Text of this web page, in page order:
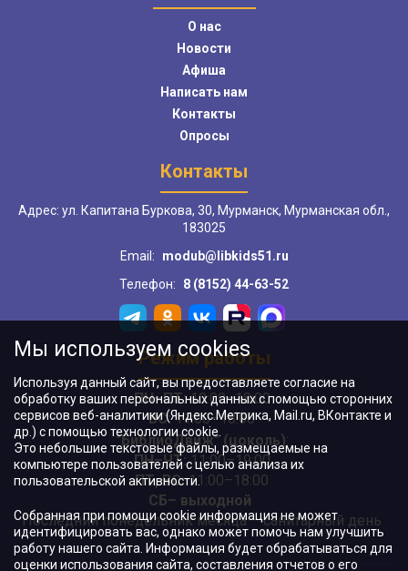
О нас
Новости
Афиша
Написать нам
Контакты
Опросы
Контакты
Адрес: ул. Капитана Буркова, 30, Мурманск, Мурманская обл.,
183025
Email:
modub@libkids51.ru
Телефон:
8 (8152) 44-63-52
Режим работы
ПН–ПТ:10:00–18:00
ВС:11:00–18:00
"БиблиоДвиж" (цоколь):
ПН–ЧТ:11:00–19:00
ПТ, ВС:11:00–18:00
СБ– выходной
Последний понедельник месяца – санитарный день
Мы используем cookies
Используя данный сайт, вы предоставляете согласие на
обработку ваших персональных данных с помощью сторонних
сервисов веб-аналитики (Яндекс.Метрика, Mail.ru, ВКонтакте и
др.) с помощью технологии cookie.
Это небольшие текстовые файлы, размещаемые на
компьютере пользователей с целью анализа их
пользовательской активности.
Собранная при помощи cookie информация не может
идентифицировать вас, однако может помочь нам улучшить
работу нашего сайта. Информация будет обрабатываться для
оценки использования сайта, составления отчетов о его